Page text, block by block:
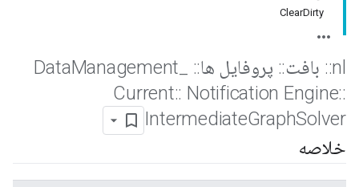
ClearDirty
nl
:: بافت:: پروفایل ها::
Management
Current:: Notification Engine::
IntermediateGraphSolver
خلاصه